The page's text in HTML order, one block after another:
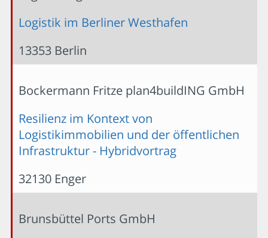
Logistik im Berliner Westhafen
13353 Berlin
Bockermann Fritze plan4buildING GmbH
Resilienz im Kontext von
Logistikimmobilien und der öffentlichen
Infrastruktur - Hybridvortrag
32130 Enger
Brunsbüttel Ports GmbH